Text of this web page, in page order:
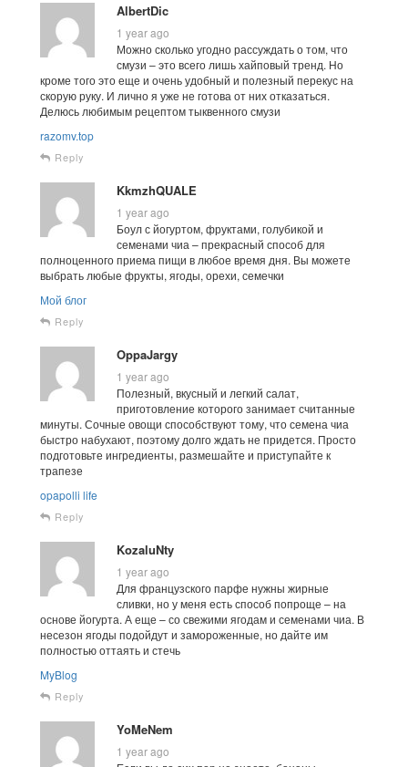
AlbertDic
1 year ago
Можно сколько угодно рассуждать о том, что
смузи – это всего лишь хайповый тренд. Но
кроме того это еще и очень удобный и полезный перекус на
скорую руку. И лично я уже не готова от них отказаться.
Делюсь любимым рецептом тыквенного смузи
razomv.top
Reply
KkmzhQUALE
1 year ago
Боул с йогуртом, фруктами, голубикой и
семенами чиа – прекрасный способ для
полноценного приема пищи в любое время дня. Вы можете
выбрать любые фрукты, ягоды, орехи, семечки
Мой блог
Reply
OppaJargy
1 year ago
Полезный, вкусный и легкий салат,
приготовление которого занимает считанные
минуты. Сочные овощи способствуют тому, что семена чиа
быстро набухают, поэтому долго ждать не придется. Просто
подготовьте ингредиенты, размешайте и приступайте к
трапезе
opapolli life
Reply
KozaluNty
1 year ago
Для французского парфе нужны жирные
сливки, но у меня есть способ попроще – на
основе йогурта. А еще – со свежими ягодам и семенами чиа. В
несезон ягоды подойдут и замороженные, но дайте им
полностью оттаять и стечь
MyBlog
Reply
YoMeNem
1 year ago